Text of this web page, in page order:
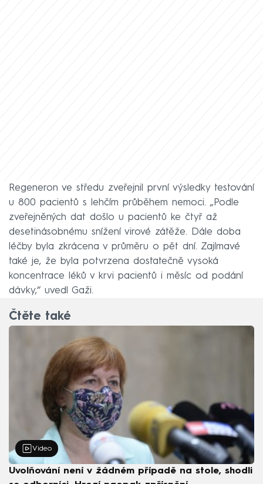
Regeneron ve středu zveřejnil první výsledky testování
u 800 pacientů s lehčím průběhem nemoci. „Podle
zveřejněných dat došlo u pacientů ke čtyř až
desetinásobnému snížení virové zátěže. Dále doba
léčby byla zkrácena v průměru o pět dní. Zajímavé
také je, že byla potvrzena dostatečně vysoká
koncentrace léků v krvi pacientů i měsíc od podání
dávky,“ uvedl Gaži.
Čtěte také
Video
Uvolňování není v žádném případě na stole, shodli